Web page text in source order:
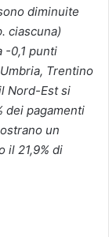
diminuite
ciascuna)
-0,1 punti
Trentino
Nord-Est si
dei pagamenti
un
il 21,9% di